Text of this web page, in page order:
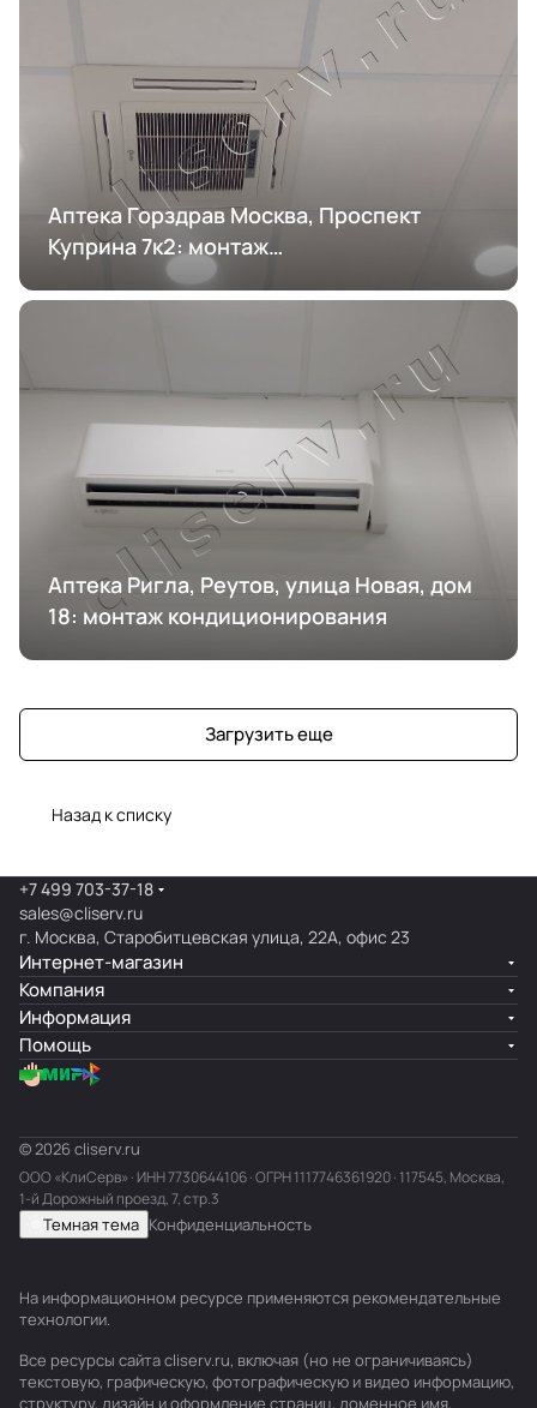
Аптека Горздрав Москва, Проспект
Куприна 7к2: монтаж
кондиционирования
Аптека Ригла, Реутов, улица Новая, дом
18: монтаж кондиционирования
Загрузить еще
Назад к списку
+7 499 703-37-18
sales@cliserv.ru
г. Москва, Старобитцевская улица, 22А, офис 23
Интернет-магазин
Компания
Информация
Помощь
© 2026 cliserv.ru
ООО «КлиСерв» · ИНН7730644106· ОГРН 1117746361920 · 117545, Москва,
1-й Дорожный проезд, 7, стр.3
Темная тема Конфиденциальность
На информационном ресурсе применяются рекомендательные
технологии.
Все ресурсы сайта cliserv.ru, включая (но не ограничиваясь)
текстовую, графическую, фотографическую и видео информацию,
структуру, дизайн и оформление страниц, доменное имя,